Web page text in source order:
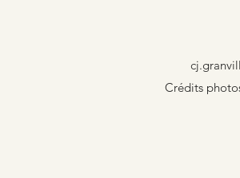
Crédits